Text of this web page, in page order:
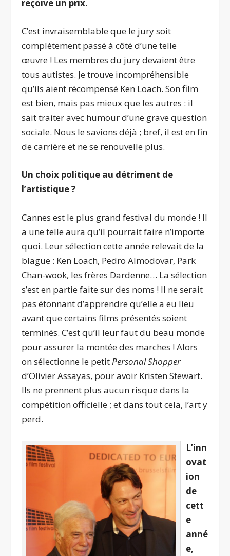
reçoive un prix.
C’est invraisemblable que le jury soit
complètement passé à côté d’une telle
œuvre ! Les membres du jury devaient être
tous autistes. Je trouve incompréhensible
qu’ils aient récompensé Ken Loach. Son film
est bien, mais pas mieux que les autres : il
sait traiter avec humour d’une grave question
sociale. Nous le savions déjà ; bref, il est en fin
de carrière et ne se renouvelle plus.
Un choix politique au détriment de
l’artistique ?
Cannes est le plus grand festival du monde ! Il
a une telle aura qu’il pourrait faire n’importe
quoi. Leur sélection cette année relevait de la
blague : Ken Loach, Pedro Almodovar, Park
Chan-wook, les frères Dardenne… La sélection
s’est en partie faite sur des noms ! Il ne serait
pas étonnant d’apprendre qu’elle a eu lieu
avant que certains films présentés soient
terminés. C’est qu’il leur faut du beau monde
pour assurer la montée des marches ! Alors
on sélectionne le petitPersonal Shopper
d’Olivier Assayas, pour avoir Kristen Stewart.
Ils ne prennent plus aucun risque dans la
compétition officielle ; et dans tout cela, l’art y
perd.
L’inn
ovat
ion
de
cett
e
anné
e,